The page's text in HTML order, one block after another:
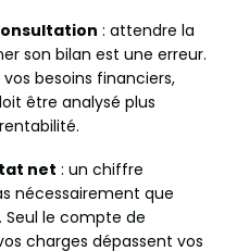
: attendre la
son bilan est une erreur.
besoins financiers,
être analysé plus
net : un chiffre
nécessairement que
le compte de
charges dépassent vos